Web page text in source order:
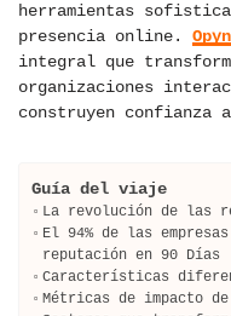
herramientas
presencia online.
integral que
organizaciones
construyen confianza
Guía del viaje
La revolución de las
El 94% de las
reputación en 90 Días
Características
Métricas de impacto